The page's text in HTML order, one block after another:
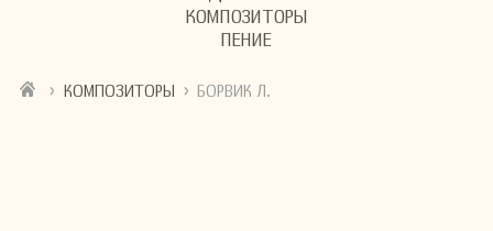
КОМПОЗИТОРЫ
ПЕНИЕ
› КОМПОЗИТОРЫ › БОРВИК Л.